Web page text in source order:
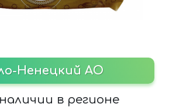
Ненецкий АО
в регионе